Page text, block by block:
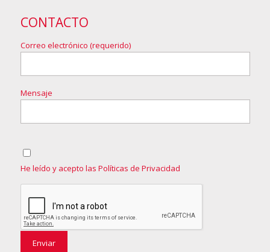
CONTACTO
Correo electrónico (requerido)
Mensaje
He leído y acepto las Políticas de Privacidad